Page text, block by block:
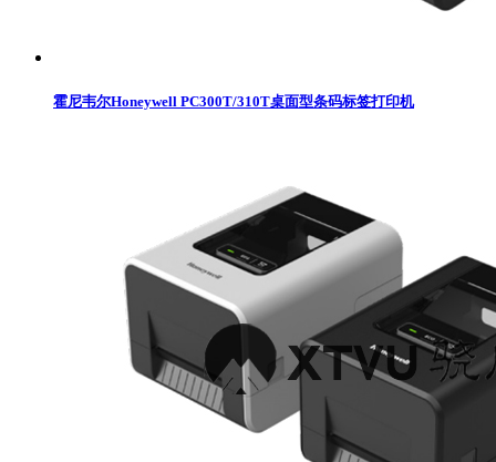
霍尼韦尔Honeywell PC300T/310T桌面型条码标签打印机